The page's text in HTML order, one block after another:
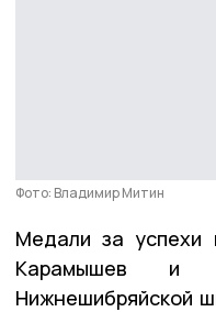
Фото: Владимир Митин
Медали за успехи
Карамышев и
Нижнешибряйской